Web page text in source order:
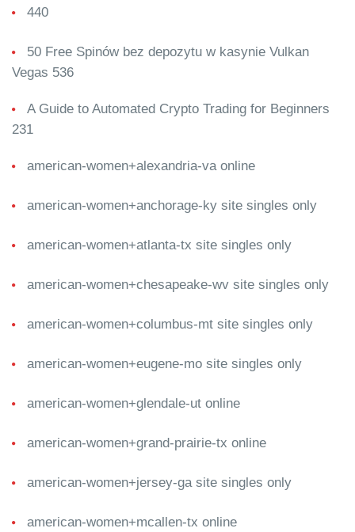
440
50 Free Spinów bez depozytu w kasynie Vulkan
Vegas 536
A Guide to Automated Crypto Trading for Beginners
231
american-women+alexandria-va online
american-women+anchorage-ky site singles only
american-women+atlanta-tx site singles only
american-women+chesapeake-wv site singles only
american-women+columbus-mt site singles only
american-women+eugene-mo site singles only
american-women+glendale-ut online
american-women+grand-prairie-tx online
american-women+jersey-ga site singles only
american-women+mcallen-tx online